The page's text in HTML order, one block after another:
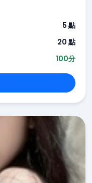
5 點
20 點
100分